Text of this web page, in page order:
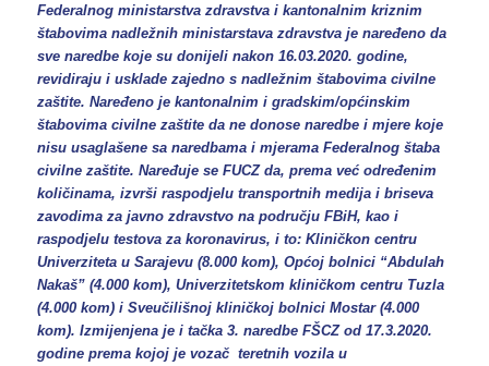
Federalnog ministarstva zdravstva i kantonalnim kriznim
štabovima nadležnih ministarstava zdravstva je naređeno da
sve naredbe koje su donijeli nakon 16.03.2020. godine,
revidiraju i usklade zajedno s nadležnim štabovima civilne
zaštite. Naređeno je kantonalnim i gradskim/općinskim
štabovima civilne zaštite da ne donose naredbe i mjere koje
nisu usaglašene sa naredbama i mjerama Federalnog štaba
civilne zaštite. Naređuje se FUCZ da, prema već određenim
količinama, izvrši raspodjelu transportnih medija i briseva
zavodima za javno zdravstvo na području FBiH, kao i
raspodjelu testova za koronavirus, i to: Kliničkon centru
Univerziteta u Sarajevu (8.000 kom), Općoj bolnici “Abdulah
Nakaš” (4.000 kom), Univerzitetskom kliničkom centru Tuzla
(4.000 kom) i Sveučilišnoj kliničkoj bolnici Mostar (4.000
kom). Izmijenjena je i tačka 3. naredbe FŠCZ od 17.3.2020.
godine prema kojoj je vozač teretnih vozila u